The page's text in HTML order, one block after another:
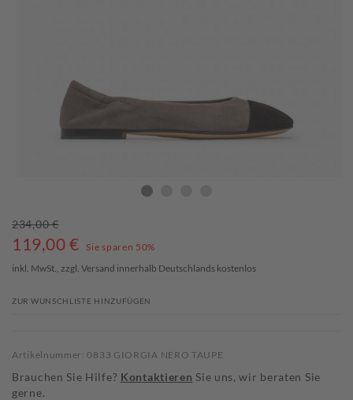
234,00 €
119,00 €
Sie sparen 50%
inkl. MwSt., zzgl. Versand innerhalb Deutschlands kostenlos
ZUR WUNSCHLISTE HINZUFÜGEN
Artikelnummer: 0833 GIORGIA NERO TAUPE
Brauchen Sie Hilfe? Kontaktieren Sie uns, wir beraten Sie
gerne.